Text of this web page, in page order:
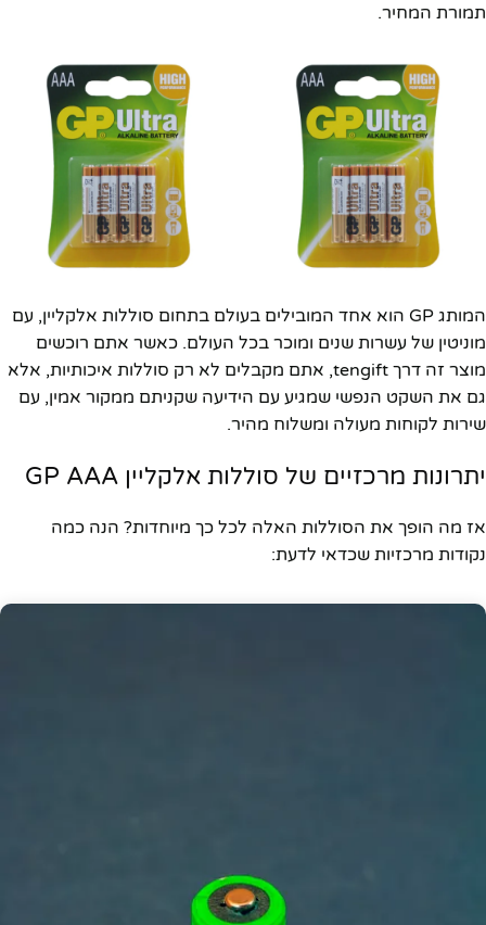
תמורת המחיר.
המותג GP הוא אחד המובילים בעולם בתחום סוללות אלקליין, עם
מוניטין של עשרות שנים ומוכר בכל העולם. כאשר אתם רוכשים
מוצר זה דרך tengift, אתם מקבלים לא רק סוללות איכותיות, אלא
גם את השקט הנפשי שמגיע עם הידיעה שקניתם ממקור אמין, עם
שירות לקוחות מעולה ומשלוח מהיר.
יתרונות מרכזיים של סוללות אלקליין GP AAA
אז מה הופך את הסוללות האלה לכל כך מיוחדות? הנה כמה
נקודות מרכזיות שכדאי לדעת: